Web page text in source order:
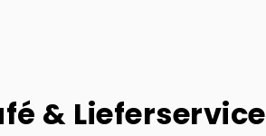
& Lieferservice